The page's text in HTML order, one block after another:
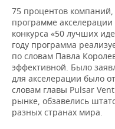
75 процентов
программе
конкурса «50 лучших
году программа
по словам Павла
эффективной. Было
для акселерации было
словам главы Pulsar
рынке, обзавелись
разных странах мира.